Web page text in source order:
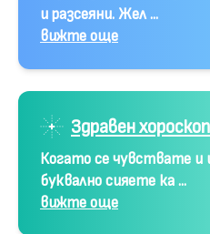
и разсеяни. Жел ...
вижте още
Здравен хороскоп
Когато се чувствате и
буквално сияете ка ...
вижте още